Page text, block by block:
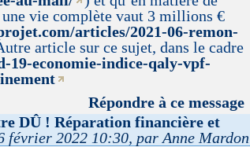
vie complète vaut 3 millions €
articles/2021-06-remon-
article sur ce sujet, dans le cadre
economie-indice-qaly-vpf-
Répondre à ce message
DÛ ! Réparation financière et
février 2022 10:30, par Anne Mardon